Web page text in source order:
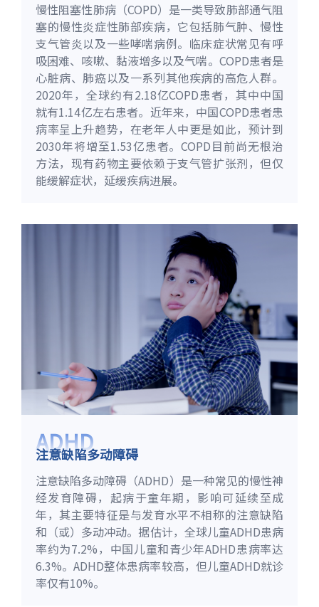
慢性阻塞性肺病（COPD）是一类导致肺部通气阻
塞的慢性炎症性肺部疾病，它包括肺气肿、慢性
支气管炎以及一些哮喘病例。临床症状常见有呼
吸困难、咳嗽、黏液增多以及气喘。COPD患者是
心脏病、肺癌以及一系列其他疾病的高危人群。
2020年，全球约有2.18亿COPD患者，其中中国
就有1.14亿左右患者。近年来，中国COPD患者患
病率呈上升趋势，在老年人中更是如此，预计到
2030年将增至1.53亿患者。COPD目前尚无根治
方法，现有药物主要依赖于支气管扩张剂，但仅
能缓解症状，延缓疾病进展。
ADHD
注意缺陷多动障碍
注意缺陷多动障碍（ADHD）是一种常见的慢性神
经发育障碍，起病于童年期，影响可延续至成
年，其主要特征是与发育水平不相称的注意缺陷
和（或）多动冲动。据估计，全球儿童ADHD患病
率约为7.2%，中国儿童和青少年ADHD患病率达
6.3%。ADHD整体患病率较高，但儿童ADHD就诊
率仅有10%。